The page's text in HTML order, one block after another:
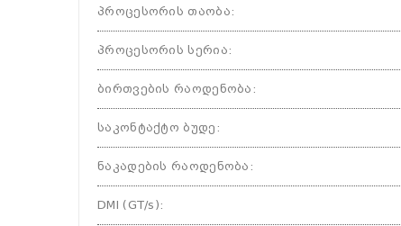
პროცესორის თაობა:
პროცესორის სერია:
ბირთვების რაოდენობა :
საკონტაქტო ბუდე :
ნაკადების რაოდენობა :
DMI (GT/s):